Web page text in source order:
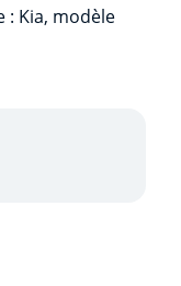
Metal
Blue